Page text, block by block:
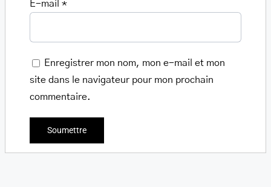
E-mail *
Enregistrer mon nom, mon e-mail et mon
site dans le navigateur pour mon prochain
commentaire.